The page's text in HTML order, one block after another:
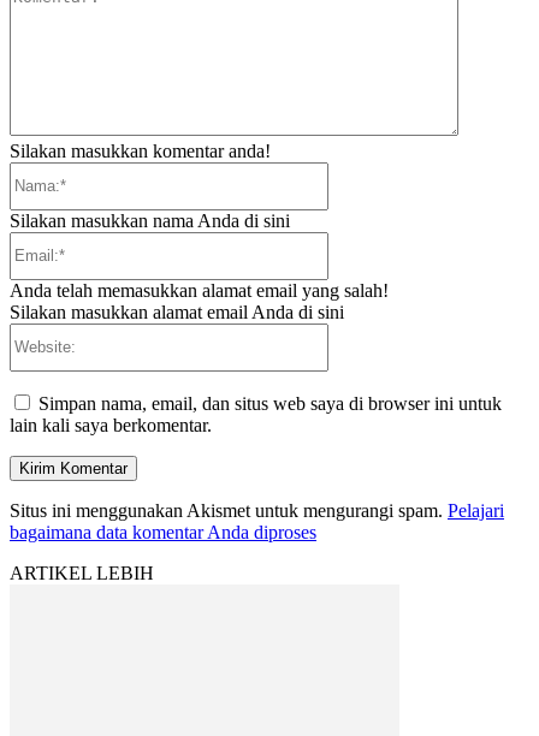
Silakan masukkan komentar anda!
Silakan masukkan nama Anda di sini
Anda telah memasukkan alamat email yang salah!
Silakan masukkan alamat email Anda di sini
Simpan nama, email, dan situs web saya di browser ini untuk
lain kali saya berkomentar.
Situs ini menggunakan Akismet untuk mengurangi spam. Pelajari
bagaimana data komentar Anda diproses
ARTIKEL LEBIH